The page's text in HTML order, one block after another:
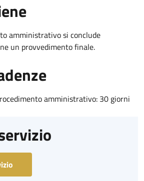
amministrativo si conclude
un provvedimento finale.
amministrativo: 30 giorni